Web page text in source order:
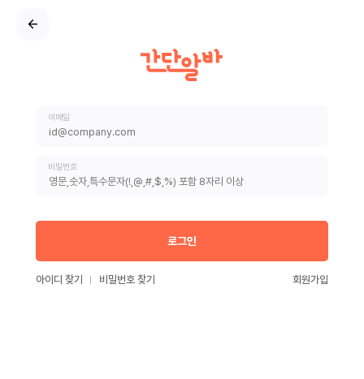
이메일
비밀번호
로그인
아이디 찾기 비밀번호 찾기 회원가입